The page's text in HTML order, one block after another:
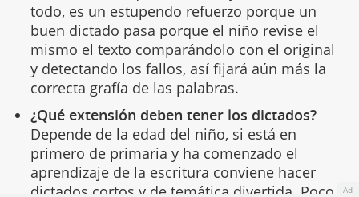
todo, es un estupendo refuerzo porque un
buen dictado pasa porque el niño revise el
mismo el texto comparándolo con el original
y detectando los fallos, así fijará aún más la
correcta grafía de las palabras.
¿Qué extensión deben tener los dictados?
Depende de la edad del niño, si está en
primero de primaria y ha comenzado el
aprendizaje de la escritura conviene hacer
dictados cortos y de temática divertida. Poco Ad